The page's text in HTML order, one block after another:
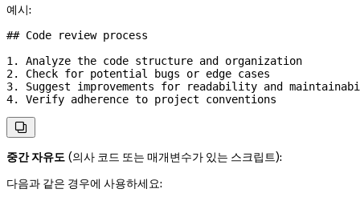
예시:
## Code review process
1.
Analyze the code structure and organization
2.
Check for potential bugs or edge cases
3.
Suggest improvements for readability and
4.
Verify adherence to project conventions

중간 자유도 (의사 코드 또는 매개변수가 있는 스크립트):
다음과 같은 경우에 사용하세요: